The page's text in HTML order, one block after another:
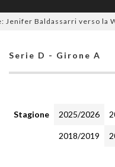
Baldassarri verso la
Serie D - Girone A
Stagione 2025/2026
2018/2019